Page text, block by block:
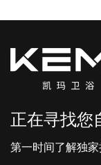
正在寻找您
第一时间了解独家